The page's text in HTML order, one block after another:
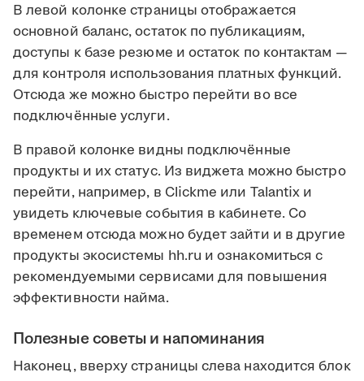
В левой колонке страницы отображается
основной баланс, остаток по публикациям,
доступы к базе резюме и остаток по контактам —
для контроля использования платных функций.
Отсюда же можно быстро перейти во все
подключённые услуги.
В правой колонке видны подключённые
продукты и их статус. Из виджета можно быстро
перейти, например, в Clickme или Talantix и
увидеть ключевые события в кабинете. Со
временем отсюда можно будет зайти и в другие
продукты экосистемы hh.ru и ознакомиться с
рекомендуемыми сервисами для повышения
эффективности найма.
Полезные советы и напоминания
Наконец, вверху страницы слева находится блок